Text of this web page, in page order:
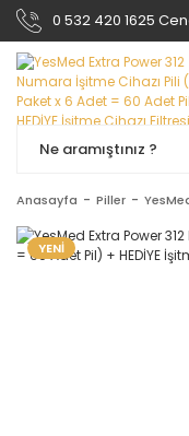
0 532 420 1625
Anasayfa Piller
YENİ